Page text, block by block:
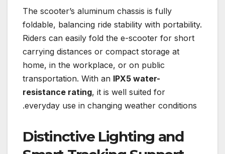
The scooter’s aluminum chassis is fully
foldable, balancing ride stability with portability.
Riders can easily fold the e-scooter for short
carrying distances or compact storage at
home, in the workplace, or on public
transportation. With an IPX5 water-
resistance rating, it is well suited for
everyday use in changing weather conditions.
Distinctive Lighting and